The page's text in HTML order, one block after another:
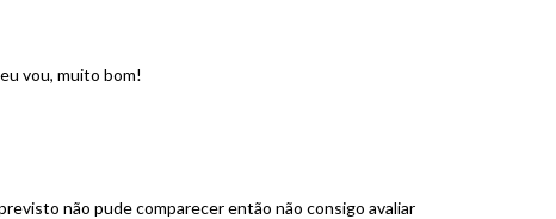
vou, muito bom!
não pude comparecer então não consigo avaliar